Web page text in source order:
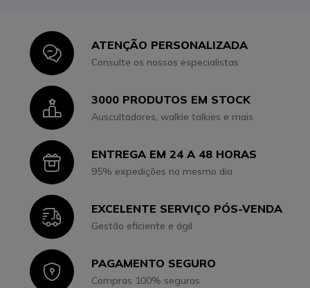
IconATENÇÃO PERSONALIZADA
Consulte os nossos especialistas
Icon3000 PRODUTOS EM STOCK
Auscultadores, walkie talkies e mais
IconENTREGA EM 24 A 48 HORAS
95% expedições no mesmo dia
IconEXCELENTE SERVIÇO PÓS-VENDA
Gestão eficiente e ágil
IconPAGAMENTO SEGURO
Compras 100% seguras